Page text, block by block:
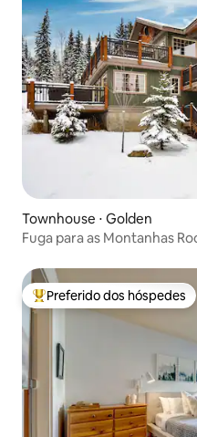
Townhouse ⋅ Golden
Fuga para as Montanhas
Entre os melhores
Preferido dos hóspedes